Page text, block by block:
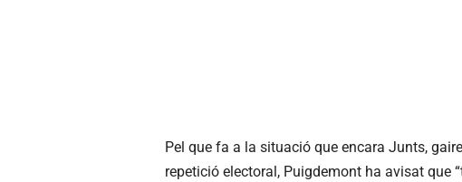
Pel que fa a la situació que encara Junts,
repetició electoral, Puigdemont ha avisat que